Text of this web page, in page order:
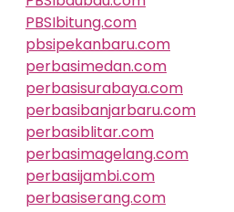
PBSIbitung.com
pbsipekanbaru.com
perbasimedan.com
perbasisurabaya.com
perbasibanjarbaru.com
perbasiblitar.com
perbasimagelang.com
perbasijambi.com
perbasiserang.com